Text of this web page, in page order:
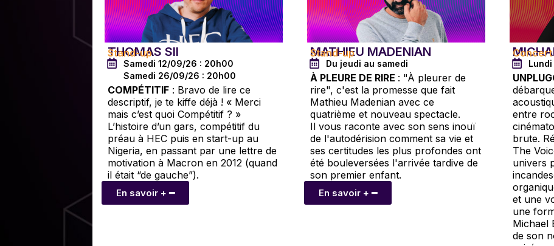
THOMAS SII
Stand-up
Samedi 12/09/26 : 20h00
Samedi 26/09/26 : 20h00
COMPÉTITIF : Bravo de lire ce
descriptif, je te kiffe déjà ! « Merci
mais c’est quoi Compétitif ? »
L’histoire d’un gars, compétitif du
préau à HEC puis en start-up au
Nigeria, en passant par une lettre de
motivation à Macron en 2012 (quand
il était “de gauche”).
En savoir + ━
MATHIEU MADENIAN
Stand-up
Du jeudi au samedi
À PLEURE DE RIRE : "À pleurer de
rire", c'est la promesse que fait
Mathieu Madenian avec ce
quatrième et nouveau spectacle.
Il vous raconte avec son sens inouï
de l'autodérision comment sa vie et
ses certitudes les plus profondes ont
été bouleversées l'arrivée tardive de
son premier enfant.
En savoir + ━
Concert
entre
brute.
The
univers
et une
une
Michael
de son